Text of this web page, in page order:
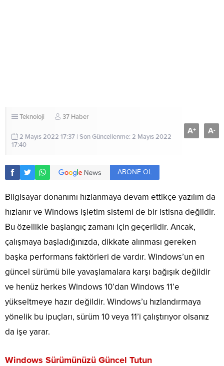
Teknoloji 37 Haber
2 Mayıs 2022 17:37 | Son Güncellenme: 2 Mayıs 2022
17:40
A+ A-
ABONE OL
Bilgisayar donanımı hızlanmaya devam ettikçe yazılım da
hızlanır ve Windows işletim sistemi de bir istisna değildir.
Bu özellikle başlangıç ​​zamanı için geçerlidir. Ancak,
çalışmaya başladığınızda, dikkate alınması gereken
başka performans faktörleri de vardır. Windows’un en
güncel sürümü bile yavaşlamalara karşı bağışık değildir
ve henüz herkes Windows 10’dan Windows 11’e
yükseltmeye hazır değildir. Windows’u hızlandırmaya
yönelik bu ipuçları, sürüm 10 veya 11’i çalıştırıyor olsanız
da işe yarar.
Windows Sürümünüzü Güncel Tutun